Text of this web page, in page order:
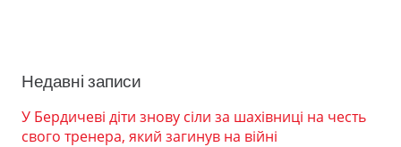
Недавні записи
У Бердичеві діти знову сіли за шахівниці на честь
свого тренера, який загинув на війні